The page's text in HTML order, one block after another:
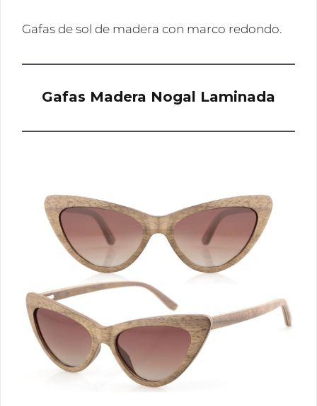
Gafas de sol de madera con marco redondo.
Gafas Madera Nogal Laminada